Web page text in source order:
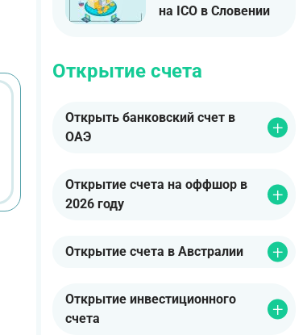
на ICO в Словении
Открытие счета
Открыть банковский счет в
ОАЭ
Открытие счета на оффшор в
2026 году
Открытие счета в Австралии
Открытие инвестиционного
счета